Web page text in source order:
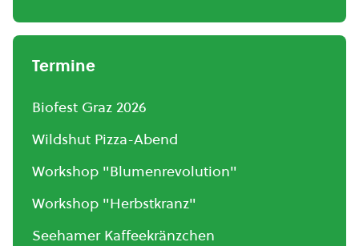
Termine
Biofest Graz 2026
Wildshut Pizza-Abend
Workshop "Blumenrevolution"
Workshop "Herbstkranz"
Seehamer Kaffeekränzchen